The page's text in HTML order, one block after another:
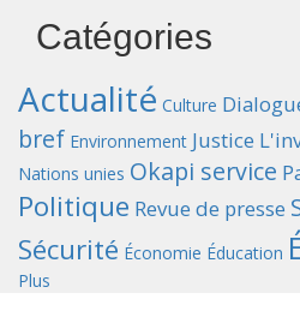
Catégories
Actualité Culture
bref Environnement Justice
Nations unies Okapi service
Politique Revue de presse
Sécurité Économie Éducation
Plus